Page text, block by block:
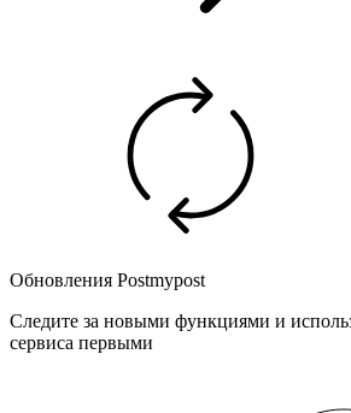
Обновления Postmypost
Следите за новыми функциями и
сервиса первыми